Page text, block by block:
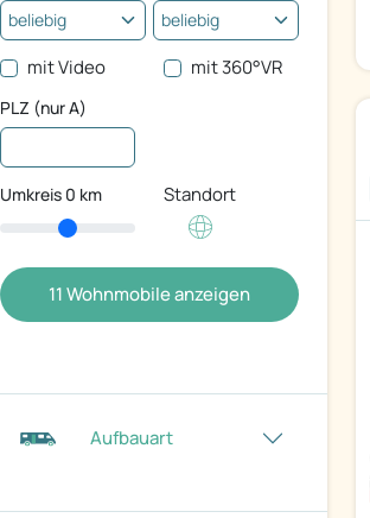
mit Video mit 360°VR
PLZ (nur A)
Umkreis 0 km Standort
11Wohnmobile anzeigen
Aufbauart